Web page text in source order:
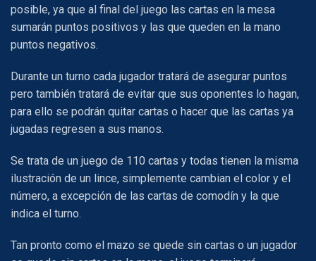
posible, ya que al final del juego las cartas en la mesa
sumarán puntos positivos y las que queden en la mano
puntos negativos.
Durante un turno cada jugador tratará de asegurar puntos
pero también tratará de evitar que sus oponentes lo hagan,
para ello se podrán quitar cartas o hacer que las cartas ya
jugadas regresen a sus manos.
Se trata de un juego de 110 cartas y todas tienen la misma
ilustración de un lince, simplemente cambian el color y el
número, a excepción de las cartas de comodín y la que
indica el turno.
Tan pronto como el mazo se quede sin cartas o un jugador